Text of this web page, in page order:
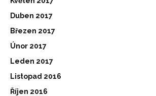
Duben 2017
Březen 2017
Únor 2017
Leden 2017
Listopad 2016
Říjen 2016